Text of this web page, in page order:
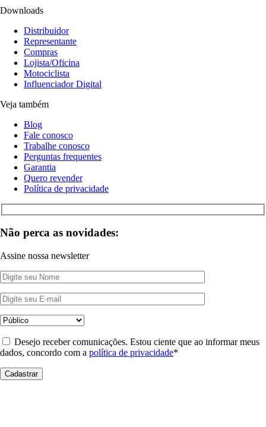
Downloads
Distribuidor
Representante
Compras
Lojista/Oficina
Motociclista
Influenciador Digital
Veja também
Blog
Fale conosco
Trabalhe conosco
Perguntas frequentes
Garantia
Quero revender
Política de privacidade
Não perca as novidades:
Assine nossa newsletter
Desejo receber comunicações. Estou ciente que ao informar meus
dados, concordo com a política de privacidade*